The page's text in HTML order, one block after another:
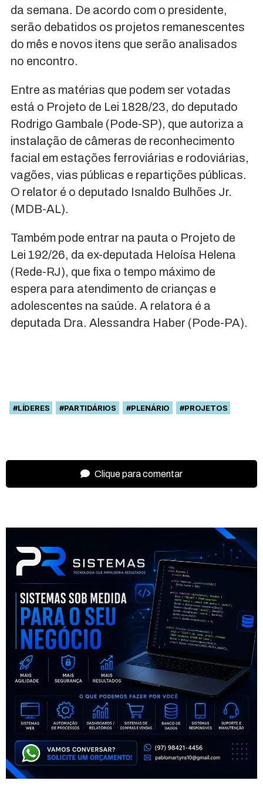
da semana. De acordo com o presidente,
serão debatidos os projetos remanescentes
do mês e novos itens que serão analisados
no encontro.
Entre as matérias que podem ser votadas
está o Projeto de Lei 1828/23, do deputado
Rodrigo Gambale (Pode-SP), que autoriza a
instalação de câmeras de reconhecimento
facial em estações ferroviárias e rodoviárias,
vagões, vias públicas e repartições públicas.
O relator é o deputado Isnaldo Bulhões Jr.
(MDB-AL).
Também pode entrar na pauta o Projeto de
Lei 192/26, da ex-deputada Heloísa Helena
(Rede-RJ), que fixa o tempo máximo de
espera para atendimento de crianças e
adolescentes na saúde. A relatora é a
deputada Dra. Alessandra Haber (Pode-PA).
#LÍDERES #PARTIDÁRIOS #PLENÁRIO #PROJETOS
Clique para comentar